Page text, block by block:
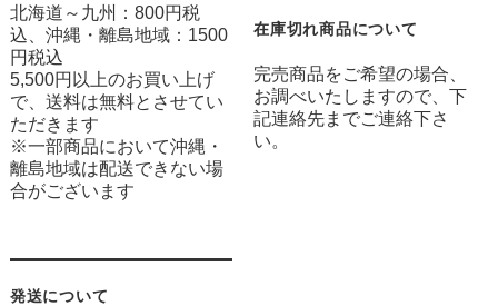
北海道～九州：800円税
込、沖縄・離島地域：1500
円税込
5,500円以上のお買い上げ
で、送料は無料とさせてい
ただきます
※一部商品において沖縄・
離島地域は配送できない場
合がございます
発送について
在庫切れ商品について
完売商品をご希望の場合、
お調べいたしますので、下
記連絡先までご連絡下さ
い。